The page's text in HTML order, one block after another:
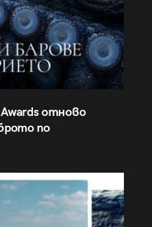
Awards отново
по